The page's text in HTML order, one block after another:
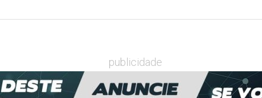
publicidade